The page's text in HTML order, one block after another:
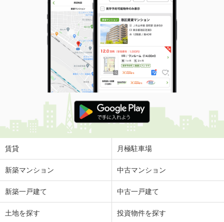
賃貸 月極駐車場
新築マンション 中古マンション
新築一戸建て 中古一戸建て
土地を探す 投資物件を探す